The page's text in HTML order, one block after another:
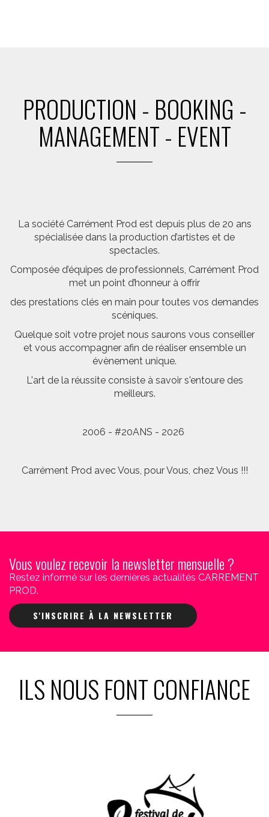
PRODUCTION - BOOKING -
MANAGEMENT - EVENT
La société Carrément Prod est depuis plus de 20 ans
spécialisée dans la production d’artistes et de
spectacles.
Composée d’équipes de professionnels, Carrément Prod
met un point d’honneur à offrir
des prestations clés en main pour toutes vos demandes
scéniques.
Quelque soit votre projet nous saurons vous conseiller
et vous accompagner afin de réaliser ensemble un
évènement unique.
L'art de la réussite consiste à savoir s'entoure des
meilleurs.
2006 - #20ANS - 2026
Carrément Prod avec Vous, pour Vous, chez Vous !!!
Vous voulez recevoir la newsletter mensuelle ?
Restez informé sur les dernières actualités CARREMENT
PROD.
S'INSCRIRE À LA NEWSLETTER
ILS NOUS FONT CONFIANCE